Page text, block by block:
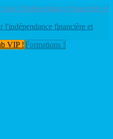
l'indépendance financière et
VIP ! Formations !